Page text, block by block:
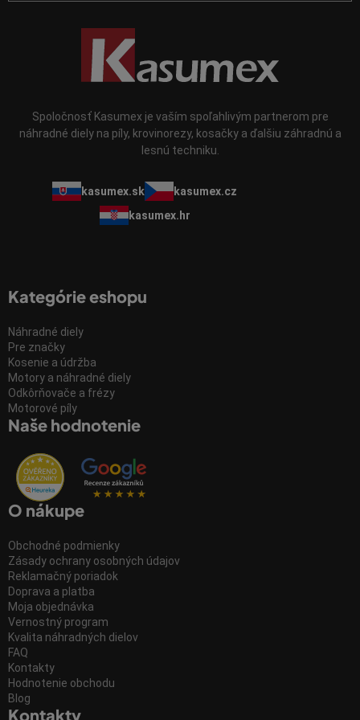
Spoločnosť Kasumex je vaším spoľahlivým partnerom pre
náhradné diely na píly, krovinorezy, kosačky a ďalšiu záhradnú a
lesnú techniku.
kasumex.sk
kasumex.cz
kasumex.hr
Kategórie eshopu
Náhradné diely
Pre značky
Kosenie a údržba
Motory a náhradné diely
Odkôrňovače a frézy
Motorové píly
Naše hodnotenie
O nákupe
Obchodné podmienky
Zásady ochrany osobných údajov
Reklamačný poriadok
Doprava a platba
Moja objednávka
Vernostný program
Kvalita náhradných dielov
FAQ
Kontakty
Hodnotenie obchodu
Blog
Kontakty